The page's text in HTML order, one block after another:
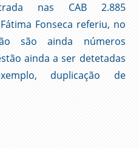
nas CAB 2.885
Fonseca referiu, no
são ainda números
ainda a ser detetadas
duplicação de